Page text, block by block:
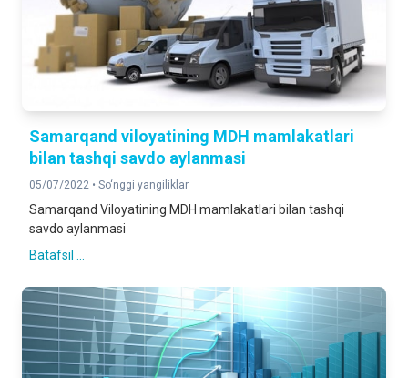
Samarqand viloyatining MDH mamlakatlari
bilan tashqi savdo aylanmasi
05/07/2022 • So‘nggi yangiliklar
Samarqand Viloyatining MDH mamlakatlari bilan tashqi
savdo aylanmasi
Batafsil ...